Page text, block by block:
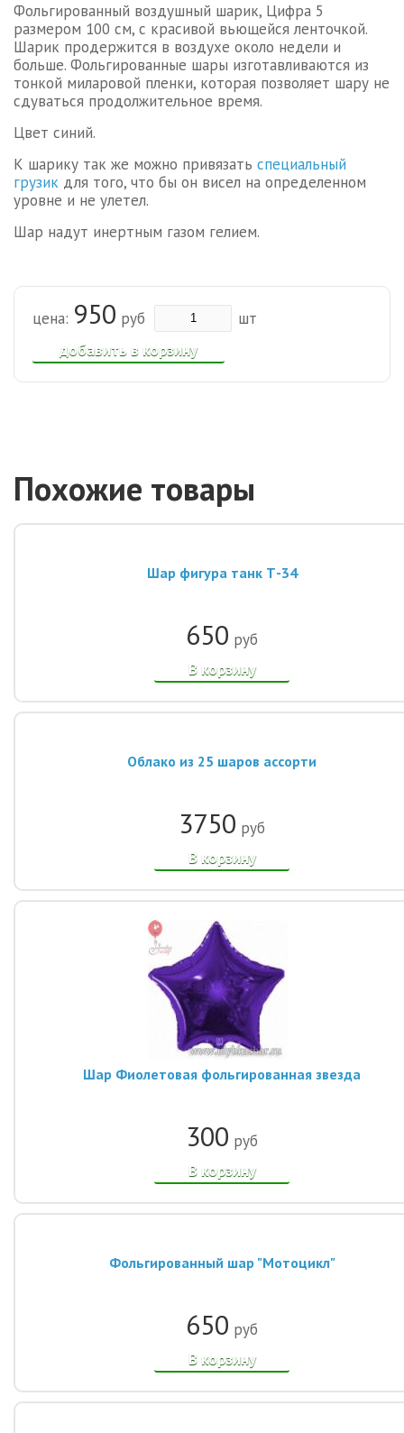
Фольгированный воздушный шарик, Цифра 5
размером 100 см, с красивой вьющейся ленточкой.
Шарик продержится в воздухе около недели и
больше. Фольгированные шары изготавливаются из
тонкой миларовой пленки, которая позволяет шару не
сдуваться продолжительное время.
Цвет синий.
К шарику так же можно привязать специальный
грузик для того, что бы он висел на определенном
уровне и не улетел.
Шар надут инертным газом гелием.
добавить в корзину
цена: 950 руб шт
Похожие товары
Шар фигура танк Т-34
650 руб
В корзину
Облако из 25 шаров ассорти
3750 руб
В корзину
Шар Фиолетовая фольгированная звезда
300 руб
В корзину
Фольгированный шар "Мотоцикл"
650 руб
В корзину